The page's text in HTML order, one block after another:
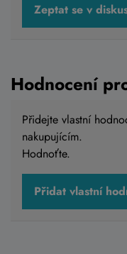
Zeptat se v
Hodnocení
Přidejte vlastní
nakupujícím.
Hodnoťte.
Přidat vlastní